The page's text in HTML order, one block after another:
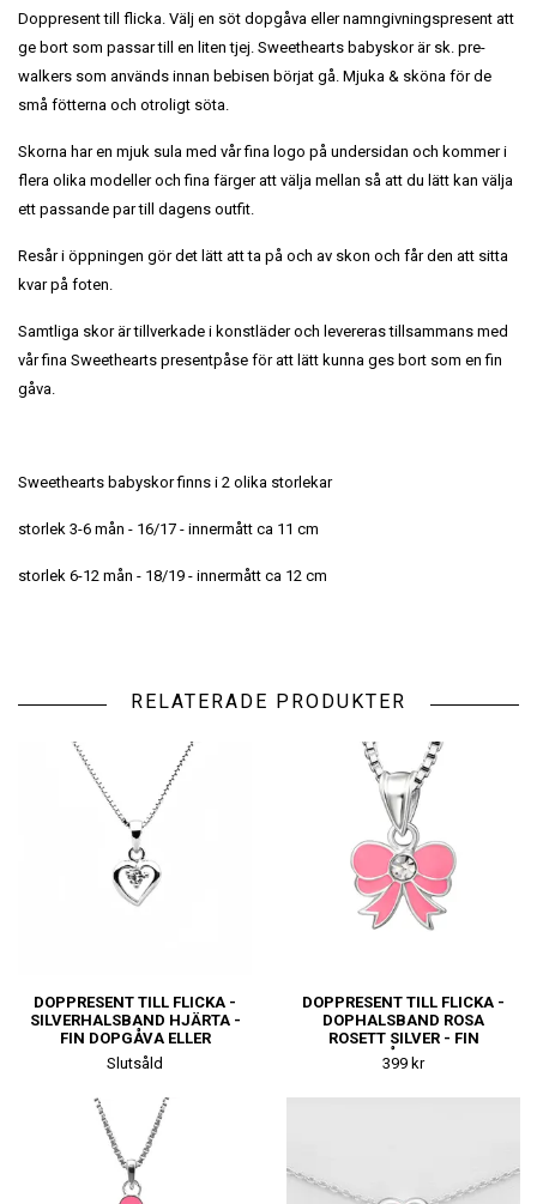
Doppresent till flicka. Välj en söt dopgåva eller namngivningspresent att
ge bort som passar till en liten tjej. Sweethearts babyskor är sk. pre-
walkers som används innan bebisen börjat gå. Mjuka & sköna för de
små fötterna och otroligt söta.
Skorna har en mjuk sula med vår fina logo på undersidan och kommer i
flera olika modeller och fina färger att välja mellan så att du lätt kan välja
ett passande par till dagens outfit.
Resår i öppningen gör det lätt att ta på och av skon och får den att sitta
kvar på foten.
Samtliga skor är tillverkade i konstläder och levereras tillsammans med
vår fina Sweethearts presentpåse för att lätt kunna ges bort som en fin
gåva.
Sweethearts babyskor finns i 2 olika storlekar
storlek 3-6 mån - 16/17 - innermått ca 11 cm
storlek 6-12 mån - 18/19 - innermått ca 12 cm
RELATERADE PRODUKTER
DOPPRESENT TILL FLICKA -
SILVERHALSBAND HJÄRTA -
FIN DOPGÅVA ELLER
NAMNGIVNINGSPRESENT
Slutsåld
DOPPRESENT TILL FLICKA -
DOPHALSBAND ROSA
ROSETT SILVER - FIN
DOPGÅVA ELLER
NAMNGIVNINGSPRESENT
399 kr